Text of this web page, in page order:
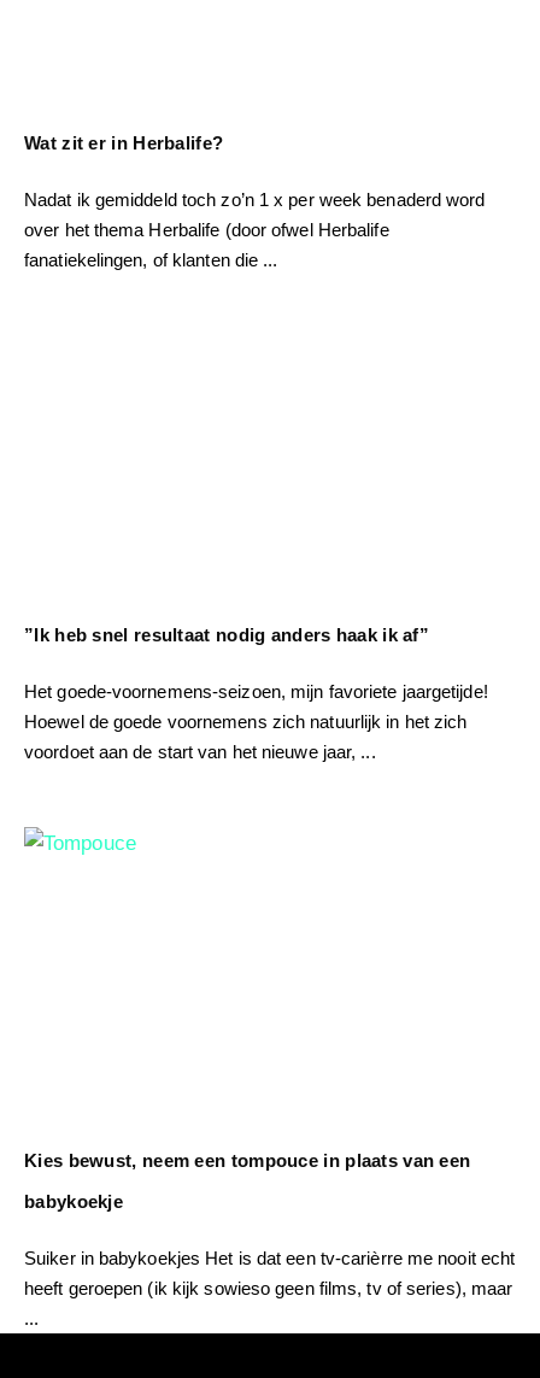
Wat zit er in Herbalife?
Nadat ik gemiddeld toch zo’n 1 x per week benaderd word
over het thema Herbalife (door ofwel Herbalife
fanatiekelingen, of klanten die
”Ik heb snel resultaat nodig anders haak ik af”
Het goede-voornemens-seizoen, mijn favoriete jaargetijde!
Hoewel de goede voornemens zich natuurlijk in het zich
voordoet aan de start van het nieuwe jaar,
Kies bewust, neem een tompouce in plaats van een
babykoekje
Suiker in babykoekjes Het is dat een tv-carièrre me nooit echt
heeft geroepen (ik kijk sowieso geen films, tv of series), maar